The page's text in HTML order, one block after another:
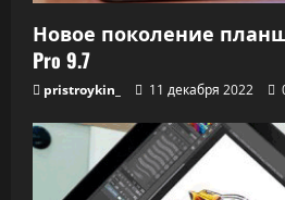
Новое поколение
Pro 9.7
pristroykin_ 11 декабря 2022